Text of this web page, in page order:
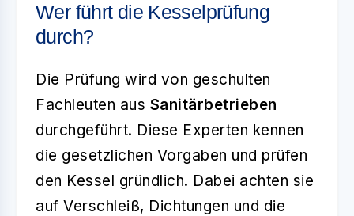
Wer führt die Kesselprüfung
durch?
Die Prüfung wird von geschulten
Fachleuten aus Sanitärbetrieben
durchgeführt. Diese Experten kennen
die gesetzlichen Vorgaben und prüfen
den Kessel gründlich. Dabei achten sie
auf Verschleiß, Dichtungen und die